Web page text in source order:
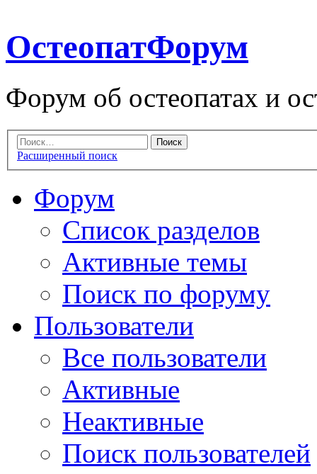
ОстеопатФорум
Форум об остеопатах и
Расширенный поиск
Форум
Список разделов
Активные темы
Поиск по форуму
Пользователи
Все пользователи
Активные
Неактивные
Поиск пользователей